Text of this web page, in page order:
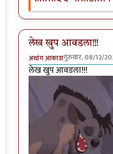
लेख खुप आवडला!!!
अथांग आकाशगुरुवार, 08/12/
लेख खुप आवडला!!!